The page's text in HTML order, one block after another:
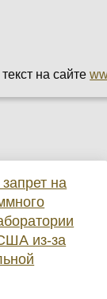
на сайте
на
из-за